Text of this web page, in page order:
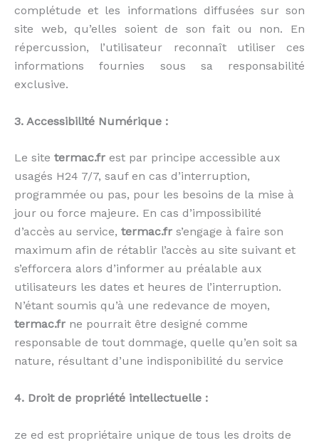
complétude et les informations diffusées sur son
site web, qu’elles soient de son fait ou non. En
répercussion, l’utilisateur reconnaît utiliser ces
informations fournies sous sa responsabilité
exclusive.
3. Accessibilité Numérique :
Le site termac.fr est par principe accessible aux
usagés H24 7/7, sauf en cas d’interruption,
programmée ou pas, pour les besoins de la mise à
jour ou force majeure. En cas d’impossibilité
d’accès au service, termac.fr s’engage à faire son
maximum afin de rétablir l’accès au site suivant et
s’efforcera alors d’informer au préalable aux
utilisateurs les dates et heures de l’interruption.
N’étant soumis qu’à une redevance de moyen,
termac.fr ne pourrait être designé comme
responsable de tout dommage, quelle qu’en soit sa
nature, résultant d’une indisponibilité du service
4. Droit de propriété intellectuelle :
ze ed est propriétaire unique de tous les droits de